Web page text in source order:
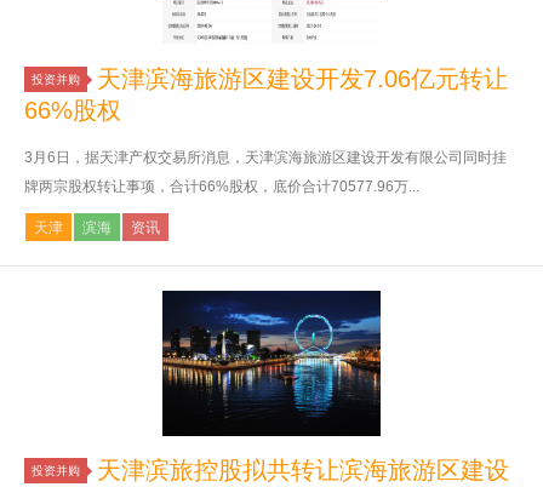
投资并购
天津滨海旅游区建设开发7.06亿元转让
66%股权
3月6日，据天津产权交易所消息，天津滨海旅游区建设开发有限公司同时挂
牌两宗股权转让事项，合计66%股权，底价合计70577.96万...
天津 滨海 资讯
投资并购
天津滨旅控股拟共转让滨海旅游区建设